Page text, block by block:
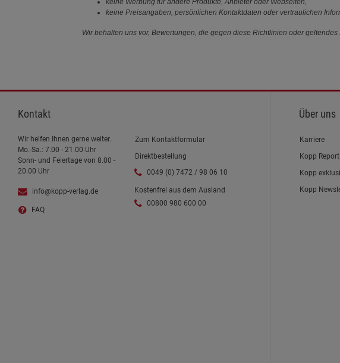
keine Werbung für andere Produkte, Anbieter oder Webseiten,
keine Preisangaben, persönlichen Kontaktdaten oder vertraulichen
Wir behalten uns vor, Bewertungen, die gegen diese Richtlinien oder
Kontakt
Wir helfen Ihnen gerne weiter.
Mo.-Sa.: 7.00 - 21.00 Uhr
Sonn- und Feiertage von 8.00 -
20.00 Uhr
info@kopp-verlag.de
FAQ
Zum Kontaktformular
Direktbestellung
0049 (0) 7472 / 98 06 10
Kostenfrei aus dem Ausland
00800 980 600 00
Über uns
Karriere
Kopp Report
Kopp
Kopp